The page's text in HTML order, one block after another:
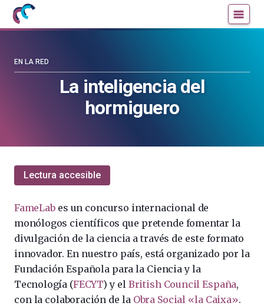
Mujeres
con
la
blog
la
La inteligencia del
hormiguero
EN LA RED
Lectura accesible
FameLabes un concurso internacional de
monólogos científicos que pretende fomentar la
divulgación de la ciencia a través de este formato
innovador. En nuestro país, está organizado por la
Fundación Española para la Ciencia y la
Tecnología (FECYT) y el British Council España,
con la colaboración de la Obra Social «la Caixa».